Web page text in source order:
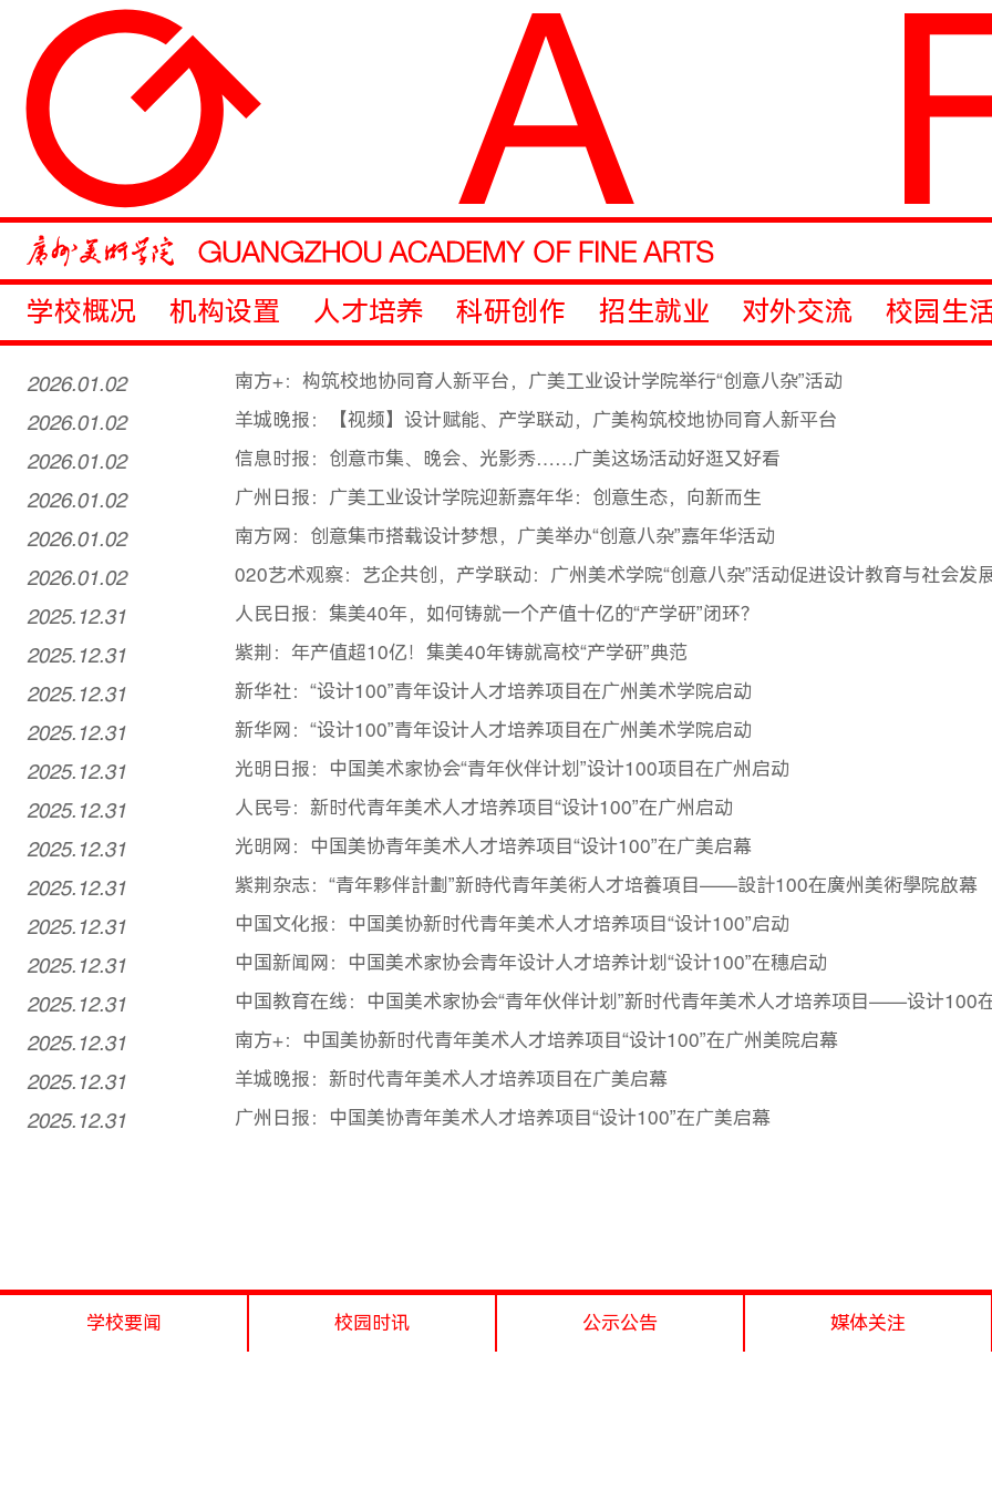
学校概况 机构设置 人才培养 科研创作 招生就业 对外交流 校园生
2026.01.02 南方+：构筑校地协同育人新平台，广美工业设计学院举行“创意八杂”活动
2026.01.02 羊城晚报：【视频】设计赋能、产学联动，广美构筑校地协同育人新平台
2026.01.02 信息时报：创意市集、晚会、光影秀……广美这场活动好逛又好看
2026.01.02 广州日报：广美工业设计学院迎新嘉年华：创意生态，向新而生
2026.01.02 南方网：创意集市搭载设计梦想，广美举办“创意八杂”嘉年华活动
2026.01.02 020艺术观察：艺企共创，产学联动：广州美术学院“创意八杂”活动促进设计教育与社会发
2025.12.31 人民日报：集美40年，如何铸就一个产值十亿的“产学研”闭环？
2025.12.31 紫荆：年产值超10亿！集美40年铸就高校“产学研”典范
2025.12.31 新华社：“设计100”青年设计人才培养项目在广州美术学院启动
2025.12.31 新华网：“设计100”青年设计人才培养项目在广州美术学院启动
2025.12.31 光明日报：中国美术家协会“青年伙伴计划”设计100项目在广州启动
2025.12.31 人民号：新时代青年美术人才培养项目“设计100”在广州启动
2025.12.31 光明网：中国美协青年美术人才培养项目“设计100”在广美启幕
2025.12.31 紫荆杂志：“青年夥伴計劃”新時代青年美術人才培養項目——設計100在廣州美術學院啟幕
2025.12.31 中国文化报：中国美协新时代青年美术人才培养项目“设计100”启动
2025.12.31 中国新闻网：中国美术家协会青年设计人才培养计划“设计100”在穗启动
2025.12.31 中国教育在线：中国美术家协会“青年伙伴计划”新时代青年美术人才培养项目——设计100
2025.12.31 南方+：中国美协新时代青年美术人才培养项目“设计100”在广州美院启幕
2025.12.31 羊城晚报：新时代青年美术人才培养项目在广美启幕
2025.12.31 广州日报：中国美协青年美术人才培养项目“设计100”在广美启幕
学校要闻 校园时讯 公示公告 媒体关注